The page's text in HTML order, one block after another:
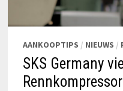
AANKOOPTIPS / NIEUWS /
SKS Germany
Rennkompressor